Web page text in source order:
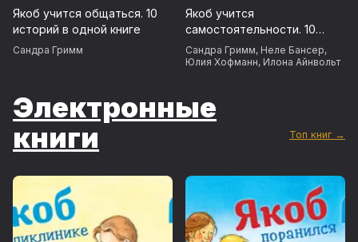
Якоб учится общаться. 10
историй в одной книге
Сандра Гримм
Якоб учится
самостоятельности. 10
историй в одной книге
Сандра Гримм, Неле Бансер,
Юлия Хофманн, Илона Айнвольт
Электронные
книги
Топ книг →